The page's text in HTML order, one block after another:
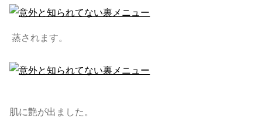
蒸されます。
肌に艶が出ました。